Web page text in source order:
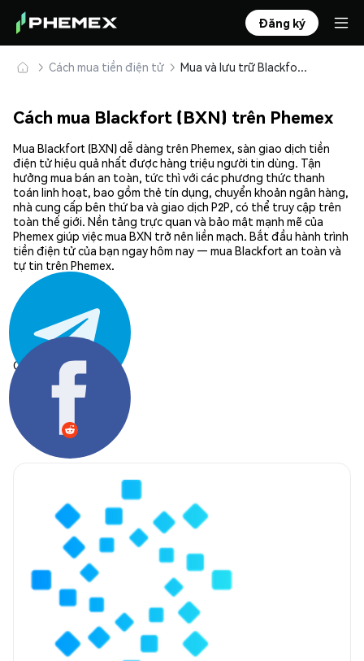
Đăng ký
Cách mua tiền điện tử Mua và lưu trữ Blackfort (BXN) an toàn
Cách mua Blackfort (BXN) trên Phemex
Mua Blackfort (BXN) dễ dàng trên Phemex, sàn giao dịch tiền
điện tử hiệu quả nhất được hàng triệu người tin dùng. Tận
hưởng mua bán an toàn, tức thì với các phương thức thanh
toán linh hoạt, bao gồm thẻ tín dụng, chuyển khoản ngân hàng,
nhà cung cấp bên thứ ba và giao dịch P2P, có thể truy cập trên
toàn thế giới. Nền tảng trực quan và bảo mật mạnh mẽ của
Phemex giúp việc mua BXN trở nên liền mạch. Bắt đầu hành trình
tiền điện tử của bạn ngay hôm nay — mua Blackfort an toàn và
tự tin trên Phemex.
Chia sẻ: